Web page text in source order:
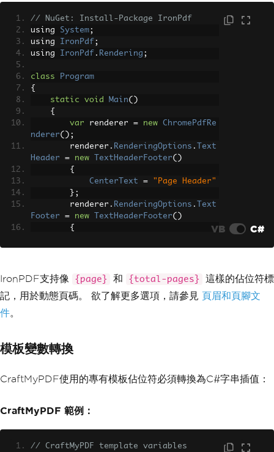
ader</div>",
                footer
"<div>Page {p
age} of {total_pages}</div>"
}
});
(
);
File
WriteAllBytes
response RawBytes
// NuGet: Install-Package IronPdf
using System;
using IronPdf ;
using IronPdf . Rendering ;
class
Program
{
static
void Main()
{
var renderer = new
ChromePdfRe
nderer();
        renderer
. RenderingOptions .
Text
Header
= new TextHeaderFooter()
{
CenterText
=
"Page Header"
};
        renderer
. RenderingOptions .
Text
Footer
= new TextHeaderFooter()
{
var pdf renderer
RenderHtmlA
sPdf("<h1>Document Content</h1>");
VB C#
IronPDF支持像 {page} 和 {total-pages}
這樣的佔位符標
記，用於動態頁碼。 欲了解更多選項，請參見 頁眉和頁腳文
件。
模板變數轉換
CraftMyPDF使用的專有模板佔位符必須轉換為C#字串插值：
CraftMyPDF 範例：
// CraftMyPDF template variables